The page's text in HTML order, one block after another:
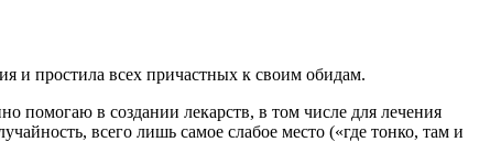
и простила всех причастных к своим обидам.
помогаю в создании лекарств, в том числе для лечения
всего лишь самое слабое место («где тонко, там и